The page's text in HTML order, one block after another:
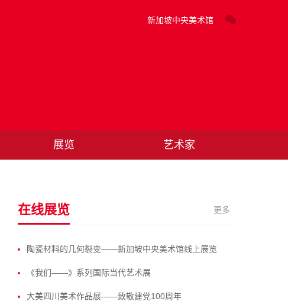
新加坡中央美术馆
展览 艺术家
在线展览 更多
陶瓷材料的几何裂变——新加坡中央美术馆线上展览
《我们——》系列国际当代艺术展
大美四川美术作品展——致敬建党100周年